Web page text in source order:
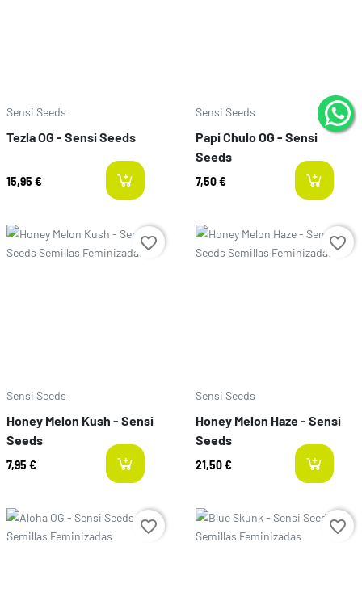
Sensi Seeds
Tezla OG - Sensi Seeds
15,95 € available
Sensi Seeds
Papi Chulo OG - Sensi
Seeds
7,50 €
Precio
Sensi Seeds
Honey Melon Kush - Sensi
Seeds
7,95 € available
favorite_border Precio
Sensi Seeds
Honey Melon Haze - Sensi
Seeds
21,50 €
favorite_border
Precio favorite_border Precio favorite_border